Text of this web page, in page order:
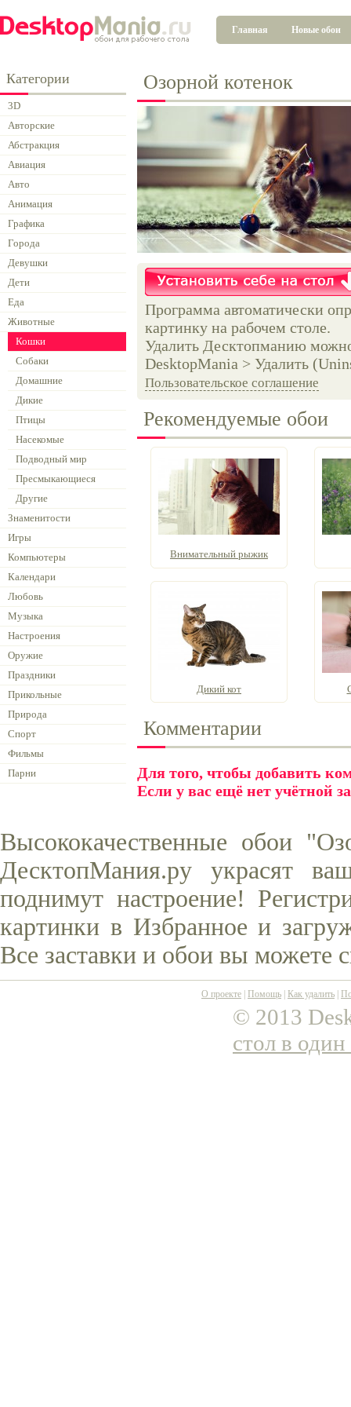
Главная Новые обои
Категории
3D
Авторские
Абстракция
Авиация
Авто
Анимация
Графика
Города
Девушки
Дети
Еда
Животные
Кошки
Собаки
Домашние
Дикие
Птицы
Насекомые
Подводный мир
Пресмыкающиеся
Другие
Знаменитости
Игры
Компьютеры
Календари
Любовь
Музыка
Настроения
Оружие
Праздники
Прикольные
Природа
Спорт
Фильмы
Парни
Озорной котенок
Программа автоматически
картинку на рабочем столе.
Удалить Десктопманию
DesktopMania > Удалить
Пользовательское соглашение
Рекомендуемые обои
Внимательный рыжик
Дикий кот
Комментарии
Для того, чтобы добавить
Если у вас ещё нет учётной
Высококачественные обои
ДесктопМания.ру украсят
поднимут настроение!
картинки в Избранное и
Все заставки и обои вы можете
О проекте Помощь Как удалить
© 2013
стол в